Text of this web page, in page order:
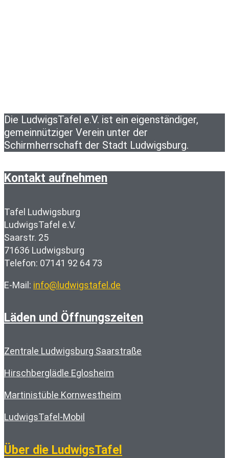
Die LudwigsTafel e.V. ist ein eigenständiger,
gemeinnütziger Verein unter der
Schirmherrschaft der Stadt Ludwigsburg.
Kontakt aufnehmen
Tafel Ludwigsburg
LudwigsTafel e.V.
Saarstr. 25
71636 Ludwigsburg
Telefon: 07141 92 64 73
E-Mail: info@ludwigstafel.de
Läden und Öffnungszeiten
Zentrale Ludwigsburg Saarstraße
Hirschberglädle Eglosheim
Martinistüble Kornwestheim
LudwigsTafel-Mobil
Über die LudwigsTafel